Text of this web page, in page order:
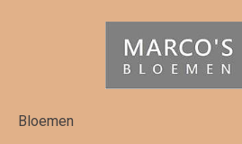
Bloemen